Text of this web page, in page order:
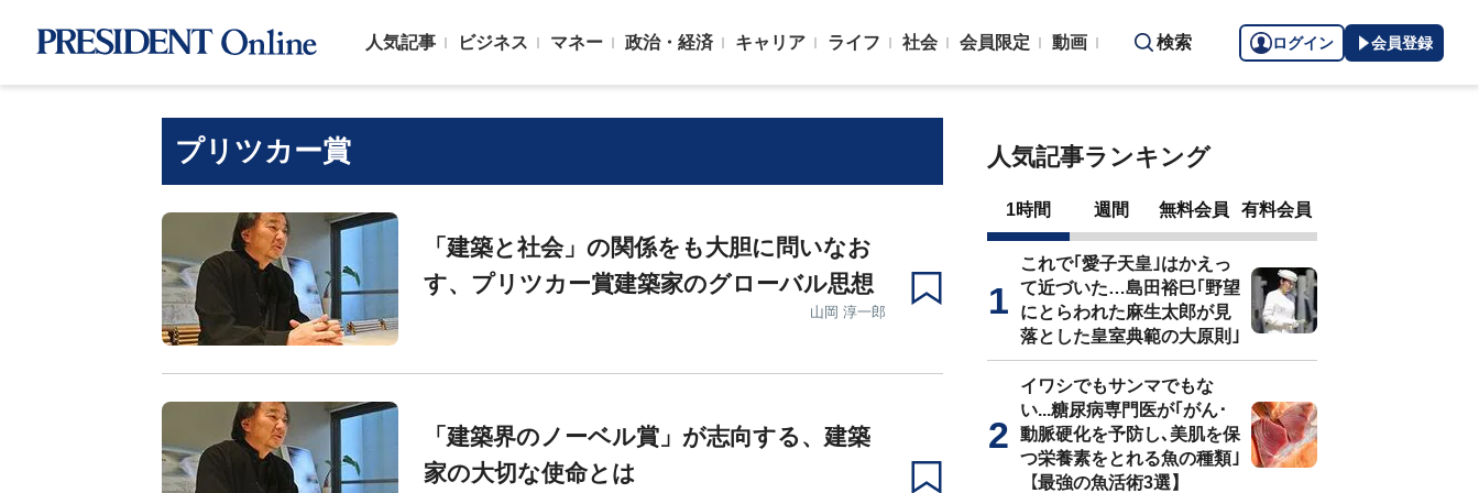
人気記事 ビジネス マネー 政治・経済 キャリア ライフ 社会 会員限定 動画 検索 ログイン 会員登録
プリツカー賞
「建築と社会」の関係をも大胆に問いなお
す、プリツカー賞建築家のグローバル思想
山岡 淳一郎
「建築界のノーベル賞」が志向する、建築
家の大切な使命とは
人気記事ランキング
1時間 週間 無料会員 有料会員
これで｢愛子天皇｣はかえっ
て近づいた…島田裕巳｢野望
にとらわれた麻生太郎が見
落とした皇室典範の大原則｣
イワシでもサンマでもな
い...糖尿病専門医が｢がん･
動脈硬化を予防し､美肌を保
つ栄養素をとれる魚の種類｣
【最強の魚活術3選】